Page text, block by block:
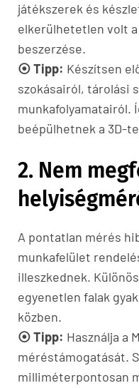
játékszerek és
elkerülhetetlen volt
beszerzése.
⦿ Tipp: Készítsen
szokásairól, tárolási
munkafolyamatairól.
beépülhetnek a 3D-
2. Nem
A pontatlan mérés
munkafelület
illeszkednek.
egyenetlen falak
közben.
⦿ Tipp: Használja a
méréstámogatását.
milliméterpontosan